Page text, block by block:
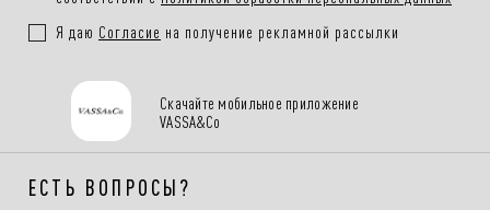
Я даю Согласие на получение рекламной рассылки
Скачайте мобильное приложение
VASSA&Co
ЕСТЬ ВОПРОСЫ?